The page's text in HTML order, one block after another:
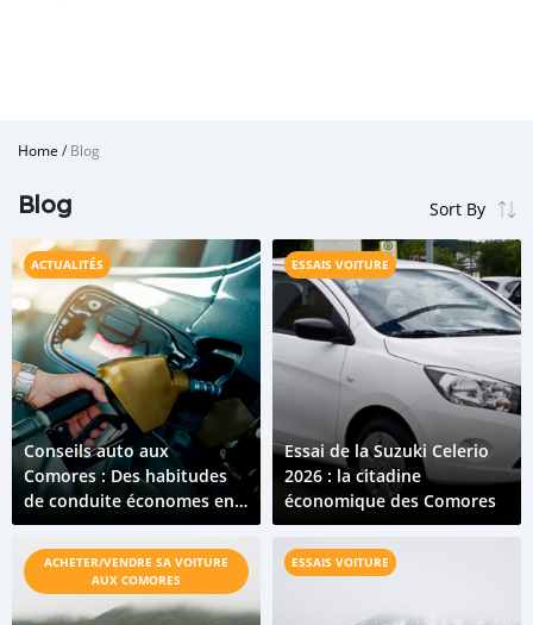
Home /Blog
Blog
ACTUALITÉS
Conseils auto aux
Comores : Des habitudes
de conduite économes en
carburant qui fonctionnent
vraiment
ESSAIS VOITURE
Essai de la Suzuki Celerio
2026 : la citadine
économique des Comores
ACHETER/VENDRE SA VOITURE
AUX COMORES
ESSAIS VOITURE